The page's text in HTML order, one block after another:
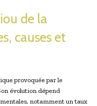
de la
causes et
provoquée par le
évolution dépend
notamment un taux